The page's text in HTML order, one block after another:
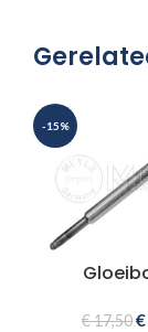
-15%
€17,50€